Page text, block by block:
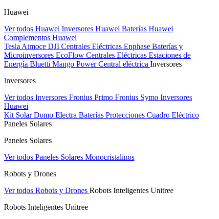
Huawei
Ver todos Huawei Inversores Huawei Baterías Huawei
Complementos Huawei
Tesla Atmoce DJI Centrales Eléctricas Enphase Baterías y
Microinversores EcoFlow Centrales Eléctricas Estaciones de
Energía Bluetti Mango Power Central eléctrica Inversores
Inversores
Ver todos Inversores Fronius Primo Fronius Symo Inversores
Huawei
Kit Solar Domo Electra Baterías Protecciones Cuadro Eléctrico
Paneles Solares
Paneles Solares
Ver todos Paneles Solares Monocristalinos
Robots y Drones
Ver todos Robots y Drones Robots Inteligentes Unitree
Robots Inteligentes Unitree